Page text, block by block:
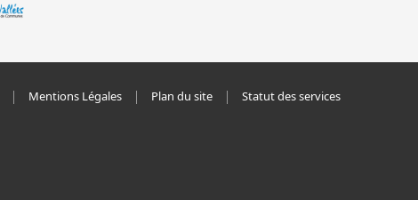
Mentions Légales Plan du site Statut des services